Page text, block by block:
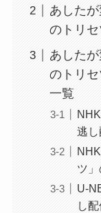
あした
のトリ
あした
のトリ
一覧
逃
ツ
U-
し